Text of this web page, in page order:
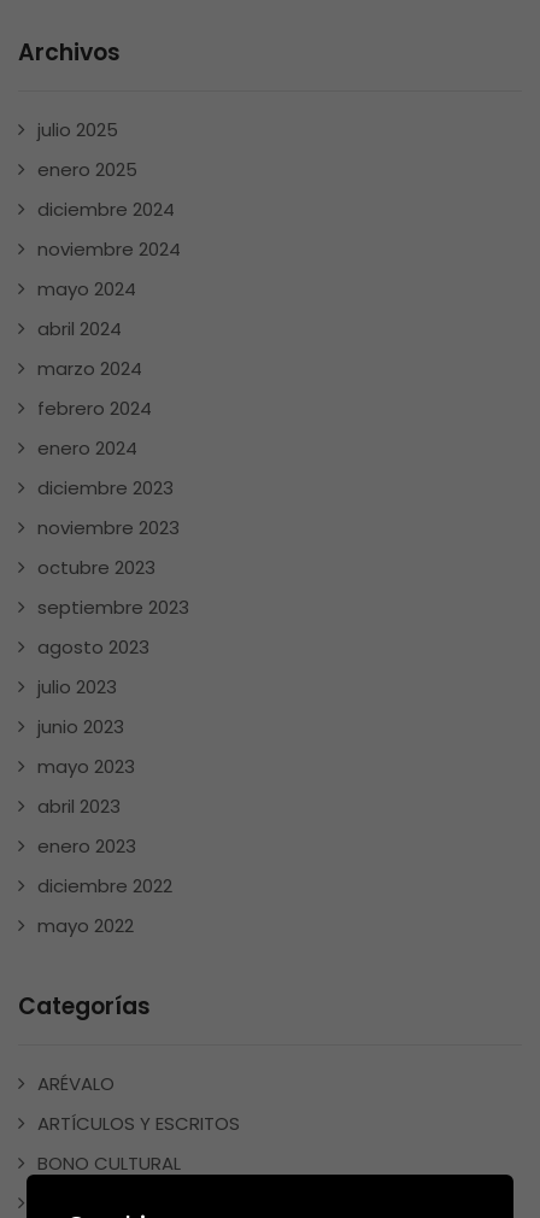
Archivos
julio 2025
enero 2025
diciembre 2024
noviembre 2024
mayo 2024
abril 2024
marzo 2024
febrero 2024
enero 2024
diciembre 2023
noviembre 2023
octubre 2023
septiembre 2023
agosto 2023
julio 2023
junio 2023
mayo 2023
abril 2023
enero 2023
diciembre 2022
mayo 2022
Categorías
ARÉVALO
ARTÍCULOS Y ESCRITOS
BONO CULTURAL